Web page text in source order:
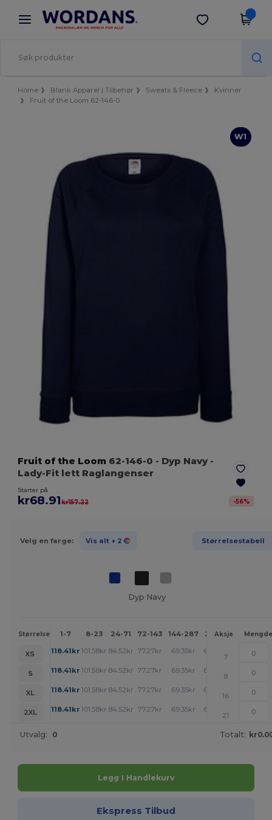
× Wordans-app
Bedre priser i appen!
Last ned app
Home Blank Apparel | Tilbehør Sweats & Fleece
Kvinner
Fruit of the Loom 62-146-0
W1
Fruit of the Loom 62-146-0 - Dyp Navy-
Lady-Fit lett Raglangenser
Starter på
kr68.91kr157.22 -56%
Velg en farge: Vis alt + 2 Størrelsestabell
Dyp Navy
Størrelse 1-7 8-23 24-71 72-143 144-287 288 + Mer
Aksje Mengde
XS 118.41kr 101.58kr 84.52kr 77.27kr 69.35kr 68.91
7
S
118.41kr 101.58kr 84.52kr 77.27kr 69.35kr 68.91
8
XL
118.41kr 101.58kr 84.52kr 77.27kr 69.35kr 68.91
16
2XL
118.41kr 101.58kr 84.52kr 77.27kr 69.35kr 68.91
21
Utvalg: 0 Totalt:
Legg I Handlekurv
Ekspress Tilbud